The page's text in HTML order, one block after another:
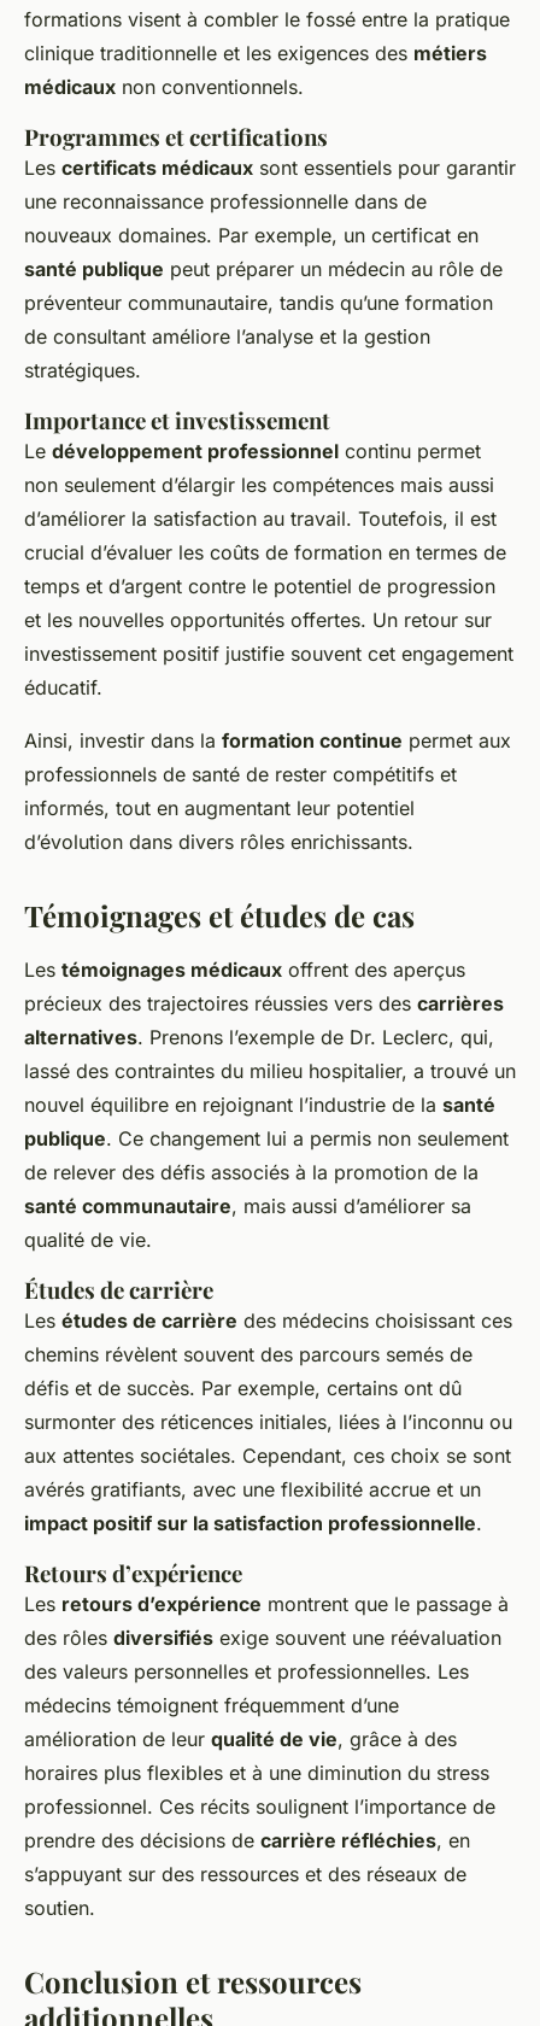
formations visent à combler le fossé entre la pratique
clinique traditionnelle et les exigences des métiers
médicaux non conventionnels.
Programmes et certifications
Les certificats médicaux sont essentiels pour garantir
une reconnaissance professionnelle dans de
nouveaux domaines. Par exemple, un certificat en
santé publique peut préparer un médecin au rôle de
préventeur communautaire, tandis qu’une formation
de consultant améliore l’analyse et la gestion
stratégiques.
Importance et investissement
Le développement professionnel continu permet
non seulement d’élargir les compétences mais aussi
d’améliorer la satisfaction au travail. Toutefois, il est
crucial d’évaluer les coûts de formation en termes de
temps et d’argent contre le potentiel de progression
et les nouvelles opportunités offertes. Un retour sur
investissement positif justifie souvent cet engagement
éducatif.
Ainsi, investir dans la formation continue permet aux
professionnels de santé de rester compétitifs et
informés, tout en augmentant leur potentiel
d’évolution dans divers rôles enrichissants.
Témoignages et études de cas
Les témoignages médicaux offrent des aperçus
précieux des trajectoires réussies vers des carrières
alternatives. Prenons l’exemple de Dr. Leclerc, qui,
lassé des contraintes du milieu hospitalier, a trouvé un
nouvel équilibre en rejoignant l’industrie de la santé
publique. Ce changement lui a permis non seulement
de relever des défis associés à la promotion de la
santé communautaire, mais aussi d’améliorer sa
qualité de vie.
Études de carrière
Les études de carrière des médecins choisissant ces
chemins révèlent souvent des parcours semés de
défis et de succès. Par exemple, certains ont dû
surmonter des réticences initiales, liées à l’inconnu ou
aux attentes sociétales. Cependant, ces choix se sont
avérés gratifiants, avec une flexibilité accrue et un
impact positif sur la satisfaction professionnelle.
Retours d’expérience
Les retours d’expérience montrent que le passage à
des rôles diversifiés exige souvent une réévaluation
des valeurs personnelles et professionnelles. Les
médecins témoignent fréquemment d’une
amélioration de leur qualité de vie, grâce à des
horaires plus flexibles et à une diminution du stress
professionnel. Ces récits soulignent l’importance de
prendre des décisions de carrière réfléchies, en
s’appuyant sur des ressources et des réseaux de
soutien.
Conclusion et ressources
additionnelles